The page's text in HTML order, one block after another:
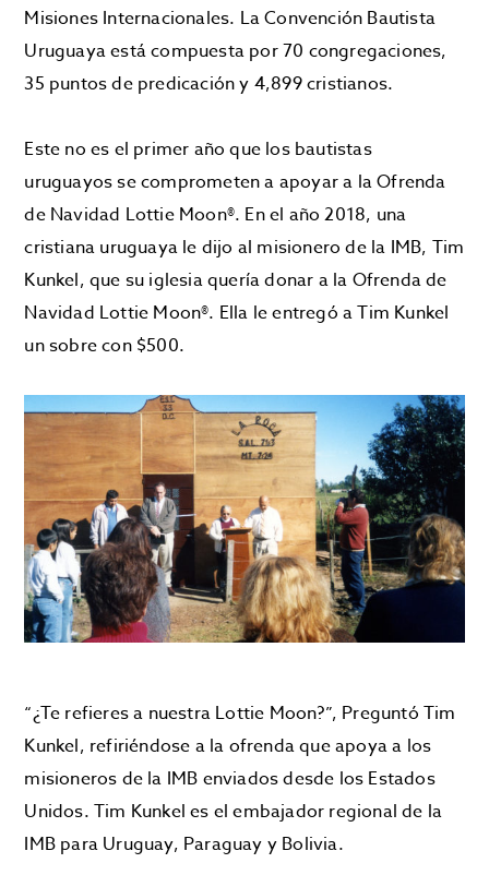
Misiones Internacionales. La Convención Bautista
Uruguaya está compuesta por 70 congregaciones,
35 puntos de predicación y 4,899 cristianos.
Este no es el primer año que los bautistas
uruguayos se comprometen a apoyar a la Ofrenda
de Navidad Lottie Moon®. En el año 2018, una
cristiana uruguaya le dijo al misionero de la IMB, Tim
Kunkel, que su iglesia quería donar a la Ofrenda de
Navidad Lottie Moon®. Ella le entregó a Tim Kunkel
un sobre con $500.
“¿Te refieres a nuestra Lottie Moon?”, Preguntó Tim
Kunkel, refiriéndose a la ofrenda que apoya a los
misioneros de la IMB enviados desde los Estados
Unidos. Tim Kunkel es el embajador regional de la
IMB para Uruguay, Paraguay y Bolivia.